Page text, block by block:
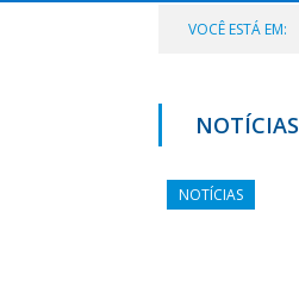
VOCÊ ESTÁ EM:
NOTÍCIAS
NOTÍCIAS